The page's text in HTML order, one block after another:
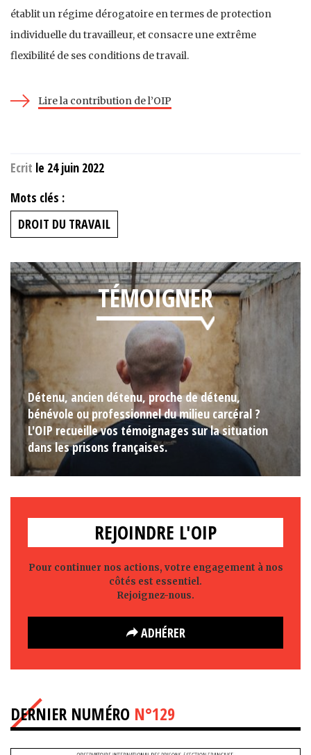
établit un régime dérogatoire en termes de protection
individuelle du travailleur, et consacre une extrême
flexibilité de ses conditions de travail.
Lire la contribution de l’OIP
Ecrit le 24 juin 2022
Mots clés :
DROIT DU TRAVAIL
TÉMOIGNER
Détenu, ancien détenu, proche de détenu,
bénévole ou professionnel du milieu carcéral ?
L'OIP recueille vos témoignages sur la situation
dans les prisons françaises.
REJOINDRE L'OIP
Pour continuer nos actions, votre engagement à nos
côtés est essentiel.
Rejoignez-nous.
ADHÉRER
DERNIER NUMÉRO N°129